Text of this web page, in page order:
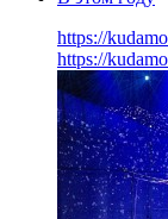
https://
https://